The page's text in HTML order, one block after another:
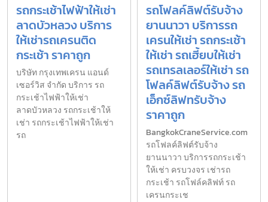
รถกระเช้าไฟฟ้าให้เช่า
ลาดบัวหลวง บริการ
ให้เช่ารถเครนติด
กระเช้า ราคาถูก
บริษัท กรุงเทพเครน แอนด์
เซอร์วิส จำกัด บริการ รถ
กระเช้าไฟฟ้าให้เช่า
ลาดบัวหลวง รถกระเช้าให้
เช่า รถกระเช้าไฟฟ้าให้เช่า
รถ
รถโฟลค์ลิฟต์รับจ้าง
ยานนาวา บริการรถ
เครนให้เช่า รถกระเช้า
ให้เช่า รถเฮี้ยบให้เช่า
รถเทรลเลอร์ให้เช่า รถ
โฟลค์ลิฟต์รับจ้าง รถ
เอ็กซ์ลิฟทรับจ้าง
ราคาถูก
BangkokCraneService.com
รถโฟลค์ลิฟต์รับจ้าง
ยานนาวา บริการรถกระเช้า
ให้เช่า ครบวงจร เช่ารถ
กระเช้า รถโฟล์คลิฟท์ รถ
เครนกระเช